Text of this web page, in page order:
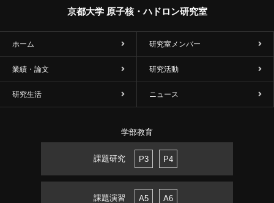
京都大学 原子核・ハドロン研究室
ホーム 研究室メンバー
業績・論文 研究活動
研究生活 ニュース
学部教育
課題研究 P3 P4
課題演習 A5 A6